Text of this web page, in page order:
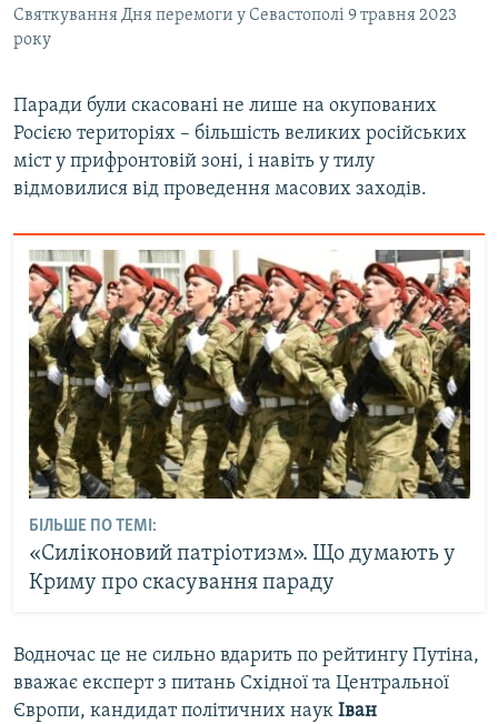
Святкування Дня перемоги у Севастополі 9 травня 2023
року
Паради були скасовані не лише на окупованих
Росією територіях – більшість великих російських
міст у прифронтовій зоні, і навіть у тилу
відмовилися від проведення масових заходів.
БІЛЬШЕ ПО ТЕМІ:
«Силіконовий патріотизм». Що думають у
Криму про скасування параду
Водночас це не сильно вдарить по рейтингу Путіна,
вважає експерт з питань Східної та Центральної
Європи, кандидат політичних наук Іван